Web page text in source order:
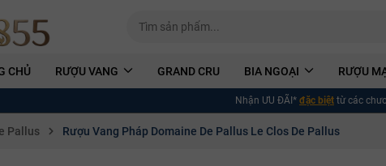
CHỦ RƯỢU VANG GRAND CRU BIA NGOẠI RƯỢU
Nhận ƯU ĐÃI* đặc biệt từ các
Pallus Rượu Vang Pháp Domaine De Pallus Le Clos De Pallus